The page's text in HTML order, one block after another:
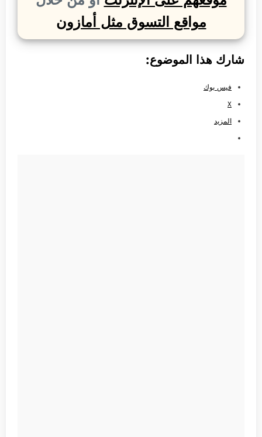
مواقع التسوق مثل أمازون
شارك هذا الموضوع:
فيس بوك
X
المزيد